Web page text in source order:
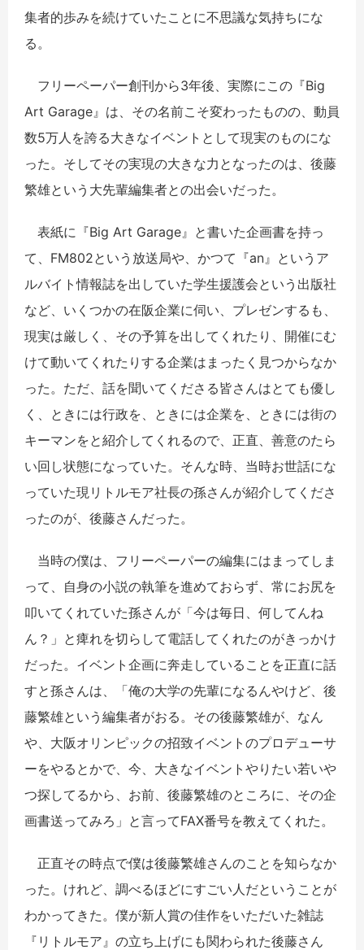
集者的歩みを続けていたことに不思議な気持ちにな
る。
フリーペーパー創刊から3年後、実際にこの『Big
Art Garage』は、その名前こそ変わったものの、動員
数5万人を誇る大きなイベントとして現実のものにな
った。そしてその実現の大きな力となったのは、後藤
繁雄という大先輩編集者との出会いだった。
表紙に『Big Art Garage』と書いた企画書を持っ
て、FM802という放送局や、かつて『an』というア
ルバイト情報誌を出していた学生援護会という出版社
など、いくつかの在阪企業に伺い、プレゼンするも、
現実は厳しく、その予算を出してくれたり、開催にむ
けて動いてくれたりする企業はまったく見つからなか
った。ただ、話を聞いてくださる皆さんはとても優し
く、ときには行政を、ときには企業を、ときには街の
キーマンをと紹介してくれるので、正直、善意のたら
い回し状態になっていた。そんな時、当時お世話にな
っていた現リトルモア社長の孫さんが紹介してくださ
ったのが、後藤さんだった。
当時の僕は、フリーペーパーの編集にはまってしま
って、自身の小説の執筆を進めておらず、常にお尻を
叩いてくれていた孫さんが「今は毎日、何してんね
ん？」と痺れを切らして電話してくれたのがきっかけ
だった。イベント企画に奔走していることを正直に話
すと孫さんは、「俺の大学の先輩になるんやけど、後
藤繁雄という編集者がおる。その後藤繁雄が、なん
や、大阪オリンピックの招致イベントのプロデューサ
ーをやるとかで、今、大きなイベントやりたい若いや
つ探してるから、お前、後藤繁雄のところに、その企
画書送ってみろ」と言ってFAX番号を教えてくれた。
正直その時点で僕は後藤繁雄さんのことを知らなか
った。けれど、調べるほどにすごい人だということが
わかってきた。僕が新人賞の佳作をいただいた雑誌
『リトルモア』の立ち上げにも関わられた後藤さん